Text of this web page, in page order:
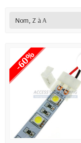
Nom, Z à A
-60%